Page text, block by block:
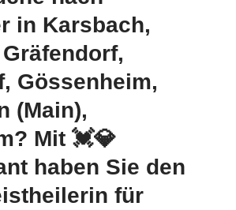
in Karsbach,
Gössenheim,
(Main),
Mit 💓️💎
haben Sie den
für